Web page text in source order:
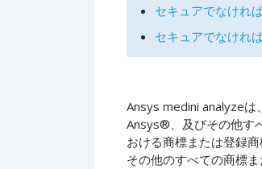
セキュアでなけれ
セキュアでなけれ
Ansys medini analyzeは
Ansys®、及びその他す
おける商標または登録商
その他のすべての商標